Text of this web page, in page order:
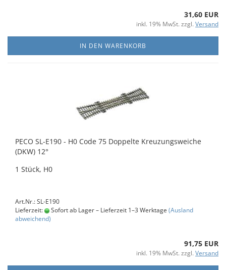
31,60 EUR
inkl. 19% MwSt. zzgl. Versand
IN DEN WARENKORB
PECO SL-E190 - H0 Code 75 Doppelte Kreuzungsweiche
(DKW) 12°
1 Stück, H0
Art.Nr.: SL-E190
Lieferzeit:
Sofort ab Lager – Lieferzeit 1–3 Werktage (Ausland
abweichend)
91,75 EUR
inkl. 19% MwSt. zzgl. Versand